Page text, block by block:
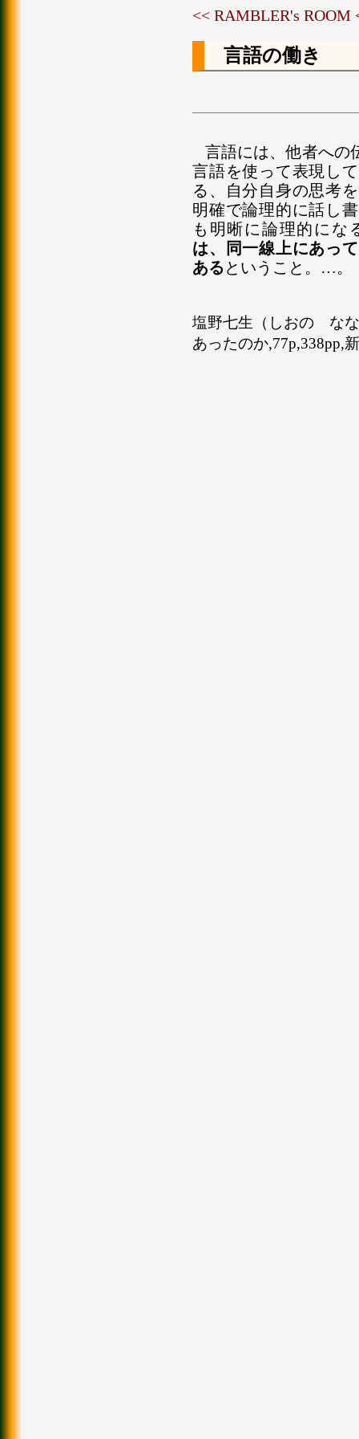
<< RAMBLER's ROOM
言語の働き
言語には、他者への
言語を使って表現し
る、自分自身の思考
明確で論理的に話し
も明晰に論理的にな
は、同一線上にあっ
あるということ。…。
塩野七生（しおの なな
あったのか,77p,338pp,